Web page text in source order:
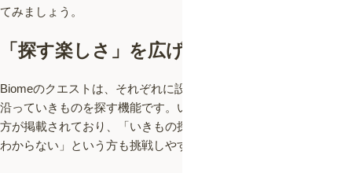
てみましょう。
「探す楽しさ」を広げるクエスト機能
Biomeのクエストは、それぞれに設定されたテーマやミッションに
沿っていきものを探す機能です。いきもの探しのヒントや見分け
方が掲載されており、「いきもの探し、何から始めればいいのか
わからない」という方も挑戦しやすい仕組みがあります。